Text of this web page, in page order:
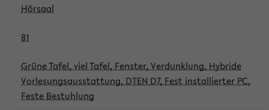
Hörsaal
81
Grüne Tafel, viel Tafel, Fenster, Verdunklung, Hybride
Vorlesungsausstattung, DTEN D7, Fest installierter PC,
Feste Bestuhlung